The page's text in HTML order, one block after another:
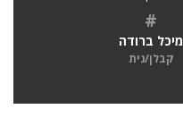
#
מיכל ברודה
קבלן/נית